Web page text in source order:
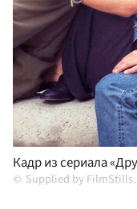
Кадр из сериала
Supplied by